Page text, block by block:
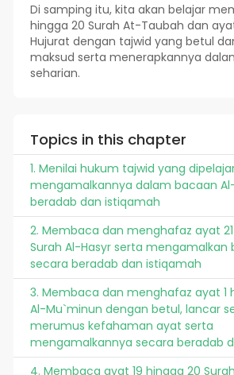
Di samping itu, kita akan belajar
hingga 20 Surah At-Taubah dan
Hujurat dengan tajwid yang betul
maksud serta menerapkannya
seharian.
Topics in this chapter
1. Menilai hukum tajwid yang
mengamalkannya dalam bacaan
beradab dan istiqamah
2. Membaca dan menghafaz ayat
Surah Al-Hasyr serta mengamalkan
secara beradab dan istiqamah
3. Membaca dan menghafaz ayat 1
Al-Mu`minun dengan betul, lancar
merumus kefahaman ayat serta
mengamalkannya secara beradab
4. Membaca ayat 19 hingga 20